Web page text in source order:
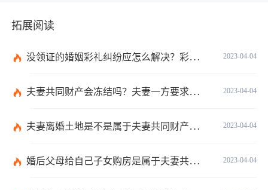
拓展阅读
2023-04-04
没领证的婚姻彩礼纠纷应怎么解决？彩礼规定不能超过多少在法律上没有明确规定数额吗？
2023-04-04
夫妻共同财产会冻结吗？夫妻一方要求离婚另一方不同意怎么办？
2023-04-04
夫妻离婚土地是不是属于夫妻共同财产？不属于夫妻共同财产的情形有哪些？
2023-04-04
婚后父母给自己子女购房是属于夫妻共同财产吗？婚后父母给自己的钱算共同财产吗？